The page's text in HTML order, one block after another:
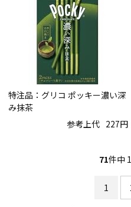
特注品：グリコ ポッキー濃い深
み抹茶
参考上代 227円
71件中
1